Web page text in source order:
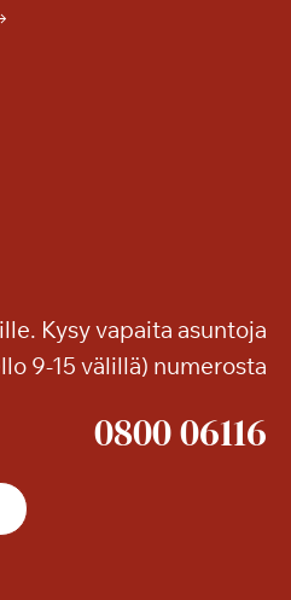
Kysy vapaita asuntoja
9-15 välillä) numerosta
0800 06116